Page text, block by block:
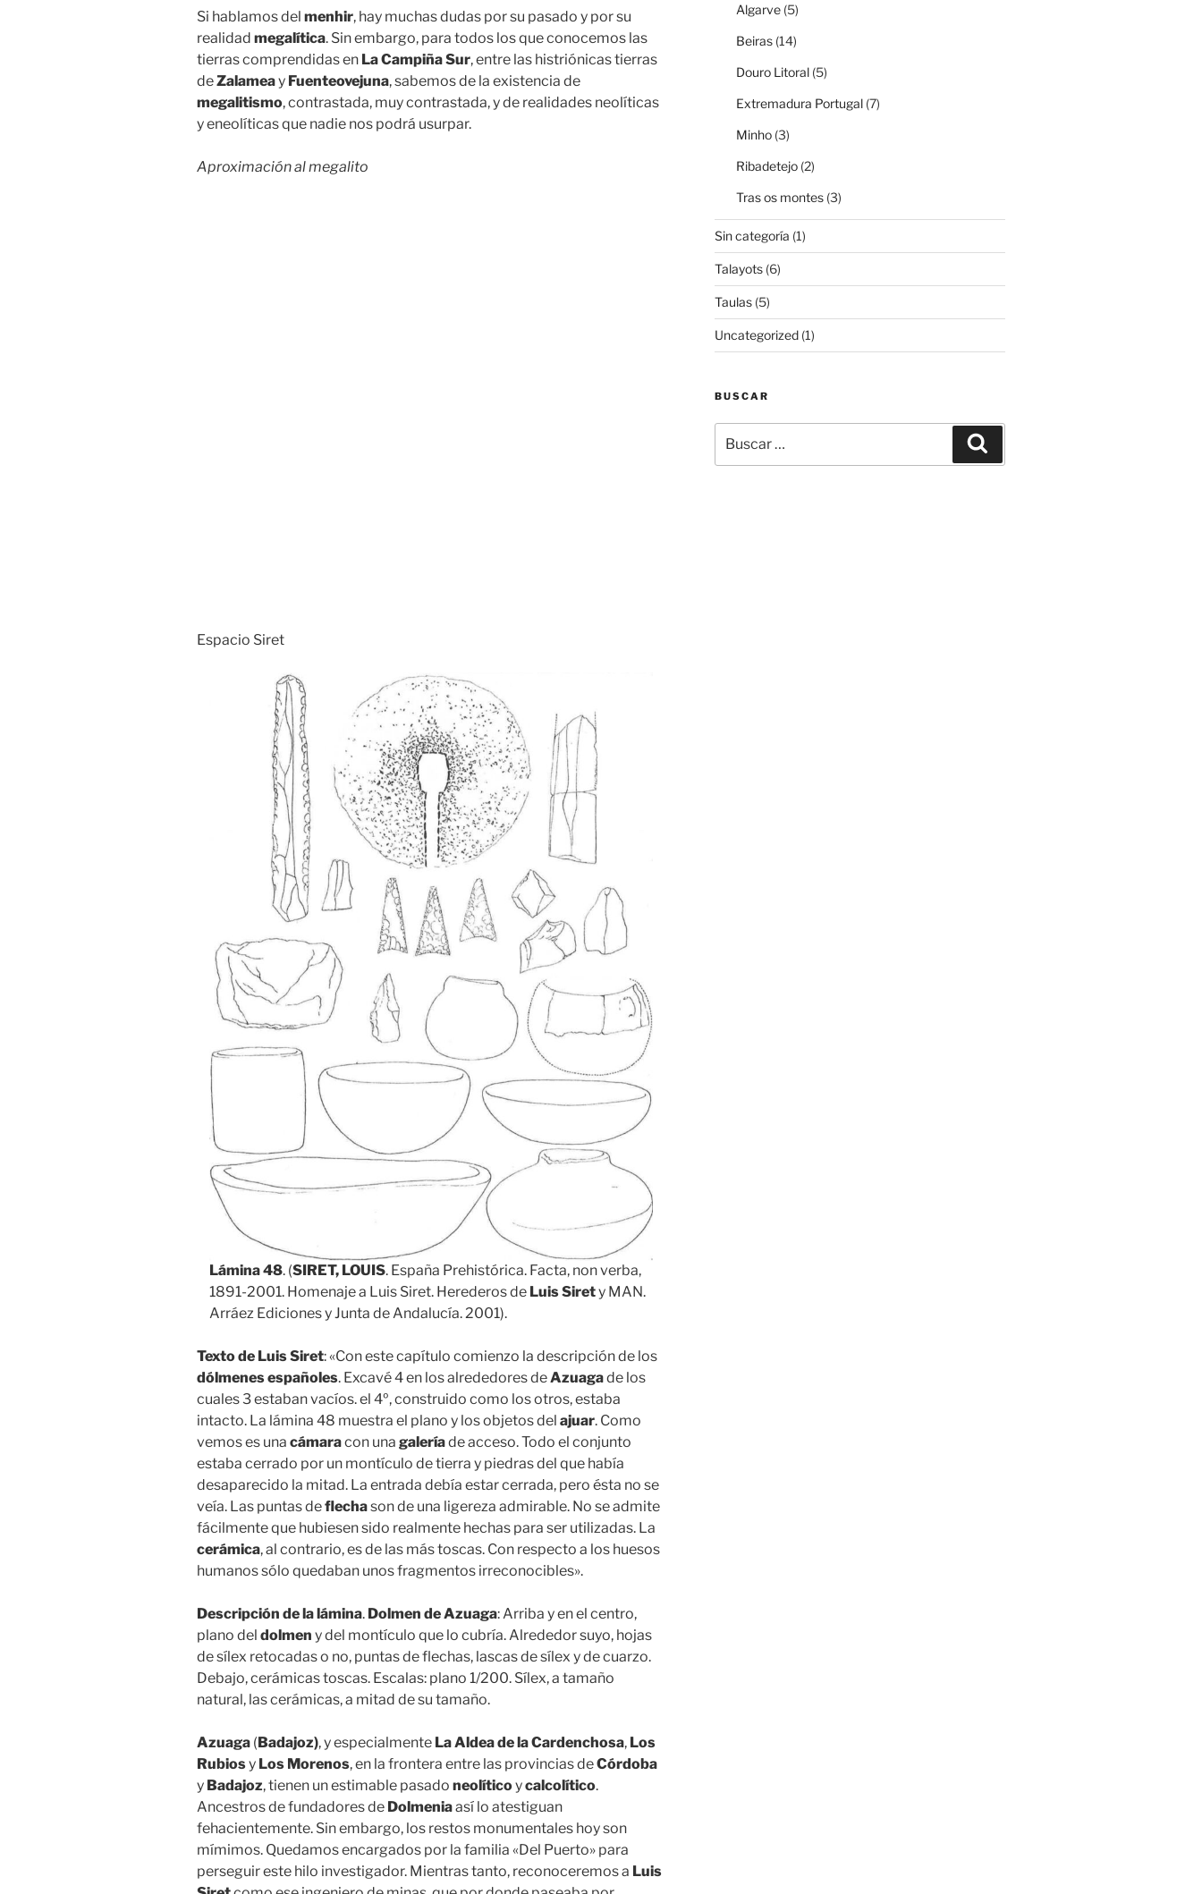
Si hablamos del menhir, hay muchas dudas por su pasado y por su
realidad megalítica. Sin embargo, para todos los que conocemos las
tierras comprendidas en La Campiña Sur, entre las histriónicas tierras
deZalameay Fuenteovejuna, sabemos de la existencia de
megalitismo, contrastada, muy contrastada, y de realidades neolíticas
y eneolíticas que nadie nos podrá usurpar.
Aproximación al megalito
Espacio Siret
Lámina 48. (SIRET, LOUIS. España Prehistórica. Facta, non verba,
1891-2001. Homenaje a Luis Siret. Herederos de Luis Sirety MAN.
Arráez Ediciones y Junta de Andalucía. 2001).
Texto de Luis Siret: «Con este capítulo comienzo la descripción de los
dólmenes españoles. Excavé 4 en los alrededores deAzuagade los
cuales 3 estaban vacíos. el 4º, construido como los otros, estaba
intacto. La lámina 48 muestra el plano y los objetos del ajuar. Como
vemos es una cámaracon una galeríade acceso. Todo el conjunto
estaba cerrado por un montículo de tierra y piedras del que había
desaparecido la mitad. La entrada debía estar cerrada, pero ésta no se
veía. Las puntas deflechason de una ligereza admirable. No se admite
fácilmente que hubiesen sido realmente hechas para ser utilizadas. La
cerámica, al contrario, es de las más toscas. Con respecto a los huesos
humanos sólo quedaban unos fragmentos irreconocibles».
Descripción de la lámina. Dolmen de Azuaga: Arriba y en el centro,
plano del dolmen y del montículo que lo cubría. Alrededor suyo, hojas
de sílex retocadas o no, puntas de flechas, lascas de sílex y de cuarzo.
Debajo, cerámicas toscas. Escalas: plano 1/200. Sílex, a tamaño
natural, las cerámicas, a mitad de su tamaño.
Azuaga (Badajoz), y especialmente La Aldea de la Cardenchosa, Los
Rubiosy Los Morenos, en la frontera entre las provincias deCórdoba
y Badajoz, tienen un estimable pasado neolíticoycalcolítico.
Ancestros de fundadores de Dolmeniaasí lo atestiguan
fehacientemente. Sin embargo, los restos monumentales hoy son
mímimos. Quedamos encargados por la familia «Del Puerto» para
perseguir este hilo investigador. Mientras tanto, reconoceremos a Luis
Algarve(5)
Beiras(14)
Douro Litoral(5)
Extremadura Portugal(7)
Minho(3)
Ribadetejo(2)
Tras os montes(3)
Sin categoría (1)
Talayots(6)
Taulas(5)
Uncategorized(1)
BUSCAR
por: